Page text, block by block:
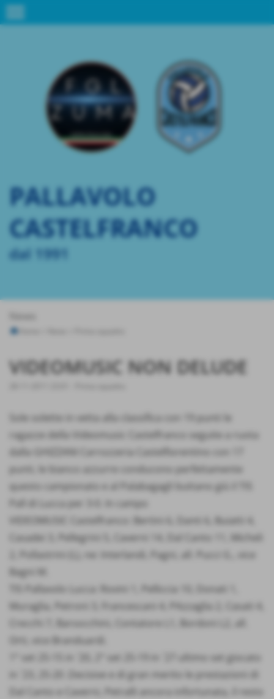
menu
PALLAVOLO
CASTELFRANCO
dal 1991
VIDEOMUSIC NON DELUDE
Sole solette in vetta alla classifica con 19 punti le
ragazze della Videomusic Castelfranco seguite a ruota
dalla GHIZZANI Carrozzeria Castelfiorentino con 17
punti, le bianco azzurre conducono perfettamente
questo campionato e al Palabagagli buttano giù il TIS
Pall di Lucca per 3-0. In campo
VIDEOMUSIC Castelfranco: Bertini 6, Danti 6, Buiatti 4,
Casadei 3, Pellegrini 5, Caverni 14, Dal Canto 11, Micheli
2, Pollastrini (L), ne: Interlandi, Pagni, all. Pucci G., vice
Bagni M.
TIS Pallavolo Lucca: Rovini 1, Pelliccia 10, Donati 1,
Muraglia, Petroni 3, Francescani 4, PAzzaglia 2, Casati 4,
Crecchi 7, Barsocchini, Contatore L1, Bordoni L2, all.
Orti, vice Branduardi.
1° set 25-15 in ´20, 2° set 25-19 in ´27 ultimo set giocato
in ´23, 25-20 .Decisive e di gran merito le prestazioni di
Dal Canto e Caverni, Petralli ancora infortunata, il resto